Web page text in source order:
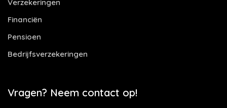
Verzekeringen
Financiën
Pensioen
Bedrijfsverzekeringen
Vragen? Neem contact op!